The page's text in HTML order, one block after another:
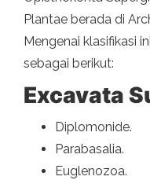
Plantae berada di
Mengenai klasifikasi
sebagai berikut:
Excavata
Diplomonide.
Parabasalia.
Euglenozoa.